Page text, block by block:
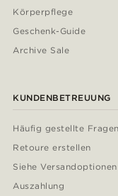
Körperpflege
Geschenk-Guide
Archive Sale
KUNDENBETREUUNG
Häufig gestellte Fragen
Retoure erstellen
Siehe Versandoptionen
Auszahlung